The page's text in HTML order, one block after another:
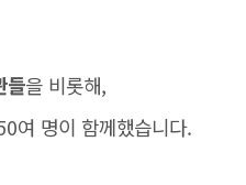
들을 비롯해,
여 명이 함께했습니다.